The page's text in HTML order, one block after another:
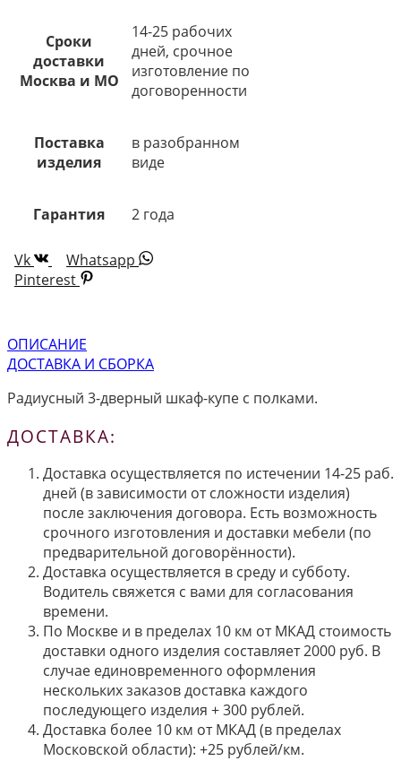
Сроки
доставки
Москва и МО
14-25 рабочих
дней, срочное
изготовление по
договоренности
Поставка
изделия
в разобранном
виде
Гарантия 2 года
Vk
Whatsapp
Pinterest
ОПИСАНИЕ
ДОСТАВКА И СБОРКА
Радиусный 3-дверный шкаф-купе с полками.
ДОСТАВКА:
Доставка осуществляется по истечении 14-25 раб.
дней (в зависимости от сложности изделия)
после заключения договора. Есть возможность
срочного изготовления и доставки мебели (по
предварительной договорённости).
Доставка осуществляется в среду и субботу.
Водитель свяжется с вами для согласования
времени.
По Москве и в пределах 10 км от МКАД стоимость
доставки одного изделия составляет 2000 руб. В
случае единовременного оформления
нескольких заказов доставка каждого
последующего изделия + 300 рублей.
Доставка более 10 км от МКАД (в пределах
Московской области): +25 рублей/км.